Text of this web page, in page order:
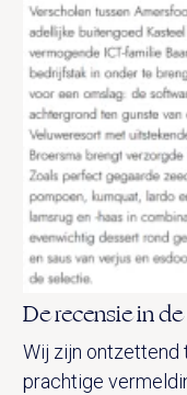
De recensie in
Wij zijn ontzettend
prachtige